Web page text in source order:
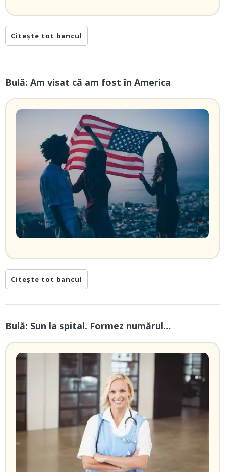
Citește tot bancul
Bulă: Am visat că am fost în America
Citește tot bancul
Bulă: Sun la spital. Formez numărul…